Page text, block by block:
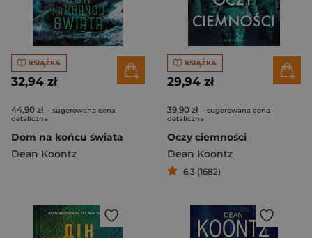
KSIĄŻKA
32,94 zł
44,90 zł - sugerowana cena
detaliczna
Dom na końcu świata
Dean Koontz
KSIĄŻKA
29,94 zł
39,90 zł - sugerowana cena
detaliczna
Oczy ciemności
Dean Koontz
6,3 (1682)